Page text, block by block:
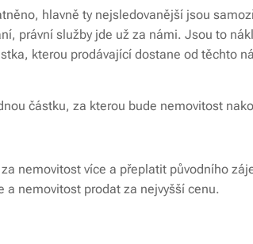
hlavně ty nejsledovanější jsou
právní služby jde už za námi. Jsou to
kterou prodávající dostane od těchto
částku, za kterou bude nemovitost
nemovitost více a přeplatit původního
a nemovitost prodat za nejvyšší cenu.